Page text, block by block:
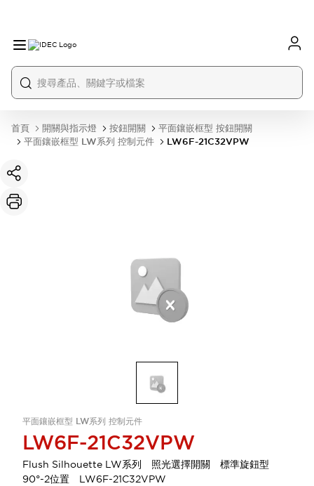
首頁 開關與指示燈 按鈕開關
平面鑲嵌框型 按鈕開關
平面鑲嵌框型 LW系列 控制元件
LW6F-21C32VPW
平面鑲嵌框型 LW系列 控制元件
LW6F-21C32VPW
Flush Silhouette LW系列 照光選擇開關 標準旋鈕型
90°-2位置 LW6F-21C32VPW